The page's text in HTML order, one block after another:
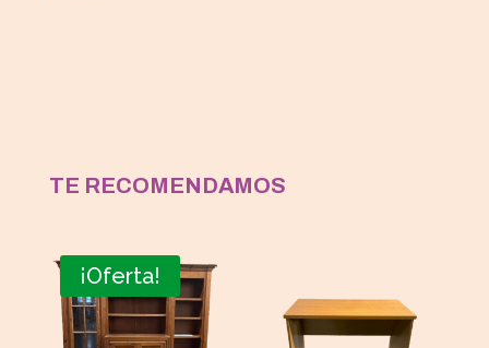
TE RECOMENDAMOS
¡Oferta!